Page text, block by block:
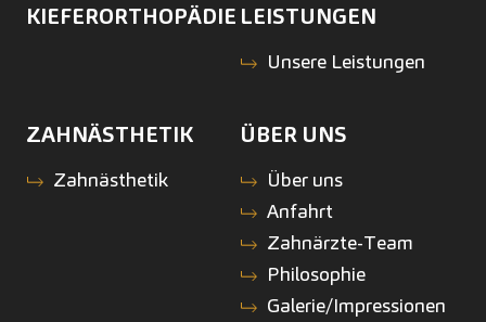
KIEFERORTHOPÄDIE LEISTUNGEN
Unsere Leistungen
ZAHNÄSTHETIK
Zahnästhetik
ÜBER UNS
Über uns
Anfahrt
Zahnärzte-Team
Philosophie
Galerie/Impressionen